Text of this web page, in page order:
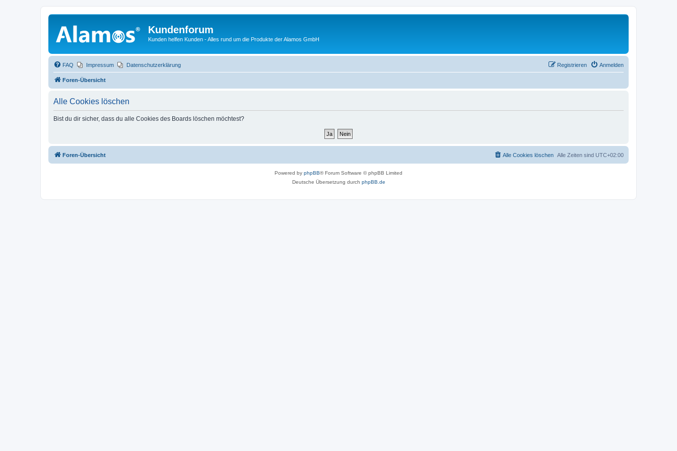
Kundenforum
Kunden helfen Kunden - Alles rund um die Produkte der Alamos GmbH
FAQ Impressum Datenschutzerklärung Anmelden
Registrieren
Foren-Übersicht
Alle Cookies löschen
Bist du dir sicher, dass du alle Cookies des Boards löschen möchtest?
Foren-Übersicht Alle Zeiten sind UTC+02:00
Alle Cookies löschen
Powered by phpBB® Forum Software © phpBB Limited
Deutsche Übersetzung durch phpBB.de